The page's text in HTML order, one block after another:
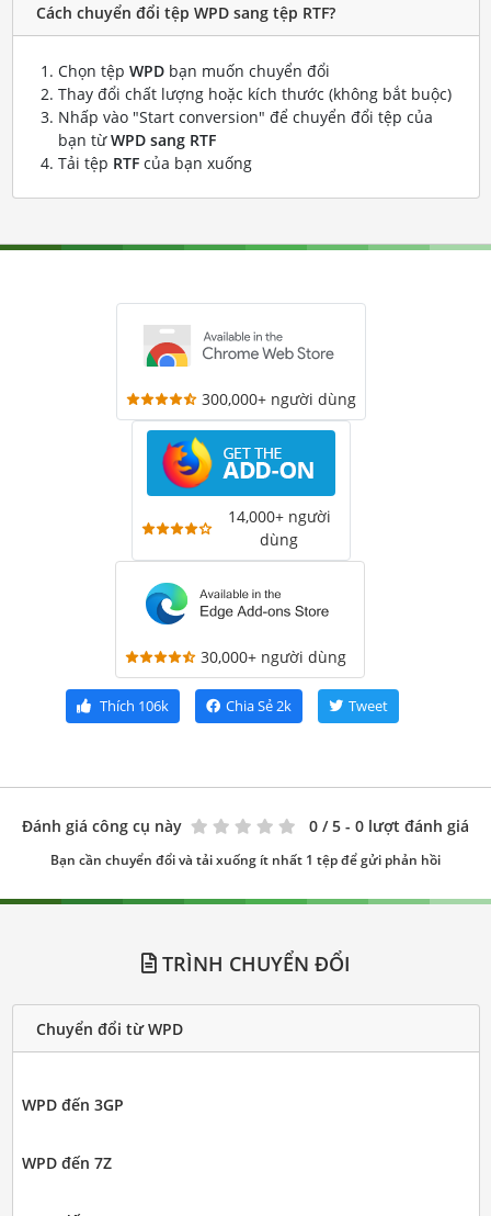
Cách chuyển đổi tệp WPD sang tệp RTF?
Chọn tệp WPDbạn muốn chuyển đổi
Thay đổi chất lượng hoặc kích thước (không bắt buộc)
Nhấp vào "Start conversion" để chuyển đổi tệp của
bạn từWPD sang RTF
Tải tệp RTFcủa bạn xuống
300,000+ người dùng
14,000+ người
dùng
30,000+ người dùng
Thích 106k Chia Sẻ2k Tweet
Đánh giá công cụ này 0 / 5 - 0 lượt đánh giá
Bạn cần chuyển đổi và tải xuống ít nhất 1 tệp để gửi phản hồi
TRÌNH CHUYỂN ĐỔI
Chuyển đổi từ WPD
WPD đến 3GP
WPD đến 7Z